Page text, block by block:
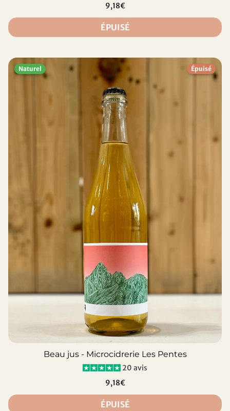
9,18€
ÉPUISÉ
Naturel Épuisé
Beau jus - Microcidrerie Les Pentes
20 avis
9,18€
ÉPUISÉ